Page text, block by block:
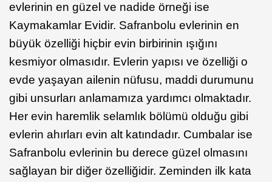
evlerinin en güzel ve nadide örneği ise
Kaymakamlar Evidir. Safranbolu evlerinin en
büyük özelliği hiçbir evin birbirinin ışığını
kesmiyor olmasıdır. Evlerin yapısı ve özelliği o
evde yaşayan ailenin nüfusu, maddi durumunu
gibi unsurları anlamamıza yardımcı olmaktadır.
Her evin haremlik selamlık bölümü olduğu gibi
evlerin ahırları evin alt katındadır. Cumbalar ise
Safranbolu evlerinin bu derece güzel olmasını
sağlayan bir diğer özelliğidir. Zeminden ilk kata